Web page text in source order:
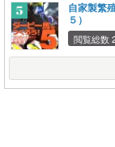
自家製繁
５）
閲覧総数